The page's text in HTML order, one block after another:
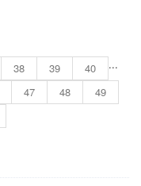
...
38 39
40
47 48
49